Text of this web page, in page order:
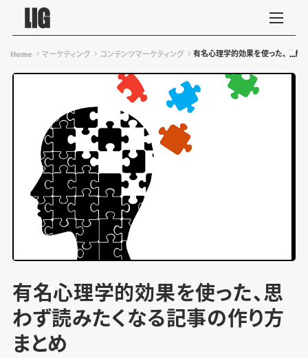
Home マーケティング コンテンツマーケティング 有名心理学的効果を使った、思わ
有名心理学的効果を使った、思
わず読みたくなる記事の作り方
まとめ